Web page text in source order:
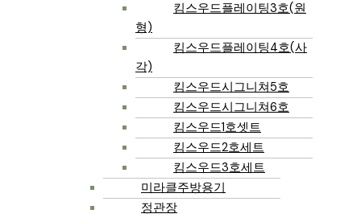
킴스우드플레이팅3호(원
형)
킴스우드플레이팅4호(사
각)
킴스우드시그니쳐5호
킴스우드시그니쳐6호
킴스우드1호셋트
킴스우드2호세트
킴스우드3호세트
미라클주방용기
정관장